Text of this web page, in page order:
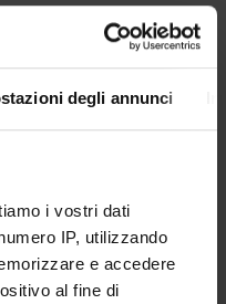
degli annunci
i vostri dati
IP, utilizzando
e accedere
al fine di
2026 al Dec 15, 2026.